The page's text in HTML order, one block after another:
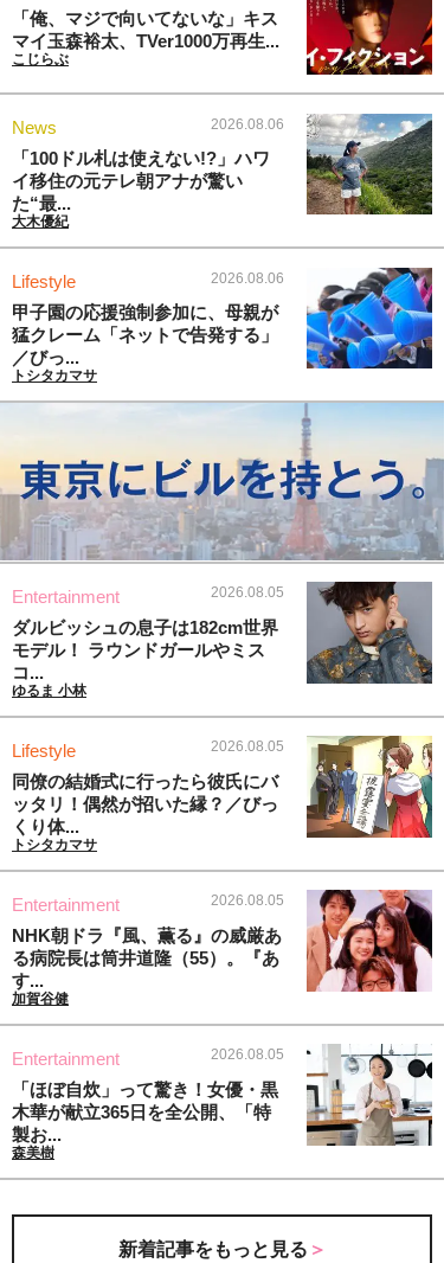
「俺、マジで向いてないな」キス
マイ玉森裕太、TVer1000万再生...
こじらぶ
News 2026.08.06
「100ドル札は使えない!?」ハワ
イ移住の元テレ朝アナが驚い
た“最...
大木優紀
Lifestyle 2026.08.06
甲子園の応援強制参加に、母親が
猛クレーム「ネットで告発する」
／びっ...
トシタカマサ
Entertainment 2026.08.05
ダルビッシュの息子は182cm世界
モデル！ ラウンドガールやミス
コ...
ゆるま 小林
Lifestyle 2026.08.05
同僚の結婚式に行ったら彼氏にバ
ッタリ！偶然が招いた縁？／びっ
くり体...
トシタカマサ
Entertainment 2026.08.05
NHK朝ドラ『風、薫る』の威厳あ
る病院長は筒井道隆（55）。『あ
す...
加賀谷健
Entertainment 2026.08.05
「ほぼ自炊」って驚き！女優・黒
木華が献立365日を全公開、「特
製お...
森美樹
新着記事をもっと見る